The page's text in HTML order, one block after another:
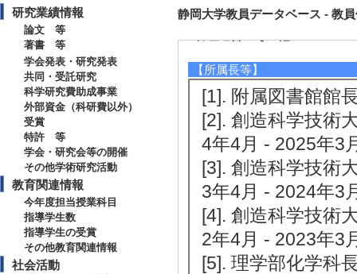
研究業績情報
論文 等
著書 等
学会発表・研究発表
共同・受託研究
科学研究費助成事業
外部資金（科研費以外）
受賞
特許 等
学会・研究会等の開催
その他学術研究活動
教育関連情報
今年度担当授業科目
指導学生数
指導学生の受賞
その他教育関連情報
社会活動
静岡大学教員データベース - 教
【所属長等】
[1]. 附属図書館館
[2]. 創造科学技
4年4月 - 2025年3
[3]. 創造科学技
3年4月 - 2024年3
[4]. 創造科学技
2年4月 - 2023年3
[5]. 理学部化学科